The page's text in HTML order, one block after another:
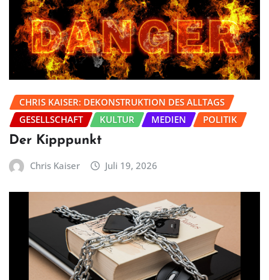
CHRIS KAISER: DEKONSTRUKTION DES ALLTAGS
GESELLSCHAFT
KULTUR MEDIEN POLITIK
Der Kipppunkt
Chris Kaiser Juli 19, 2026